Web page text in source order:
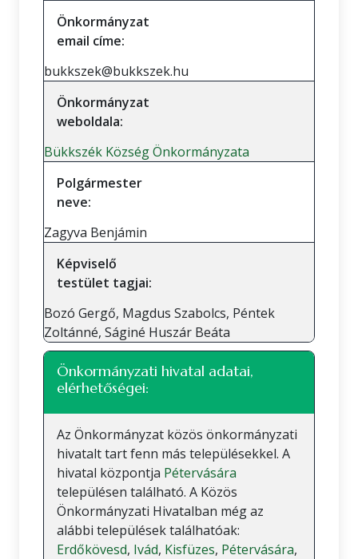
Önkormányzat
email címe:
bukkszek@bukkszek.hu
Önkormányzat
weboldala:
Bükkszék Község Önkormányzata
Polgármester
neve:
Zagyva Benjámin
Képviselő
testület tagjai:
Bozó Gergő, Magdus Szabolcs, Péntek
Zoltánné, Ságiné Huszár Beáta
Önkormányzati hivatal adatai,
elérhetőségei:
Az Önkormányzat közös önkormányzati
hivatalt tart fenn más településekkel. A
hivatal központja Pétervására
településen található. A Közös
Önkormányzati Hivatalban még az
alábbi települések találhatóak:
Erdőkövesd, Ivád, Kisfüzes, Pétervására,